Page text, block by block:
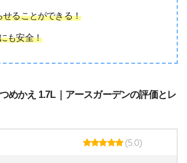
せることができる！
も安全！
めかえ 1.7L｜アースガーデンの評価とレ
(5.0)